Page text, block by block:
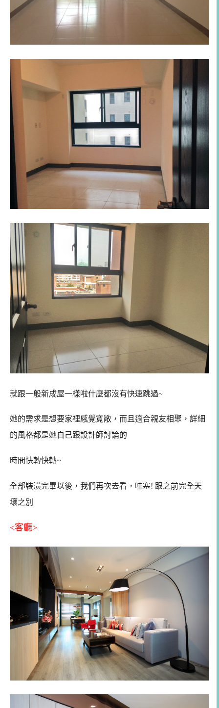
就跟一般新成屋一樣啦什麼都沒有快速跳過~
她的需求是想要家裡感覺寬敞，而且適合親友相聚，詳細
的風格都是她自己跟設計師討論的
時間快轉快轉~
全部裝潢完畢以後，我們再次去看， 哇塞! 跟之前完全天
壤之別
<客廳>